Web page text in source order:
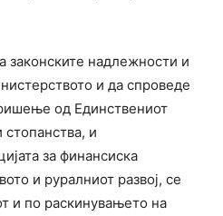
надлежности и
и да спроведе
од Единствениот
стопанства, и
за финансиска
и руралниот развој, се
и по раскинувањето на